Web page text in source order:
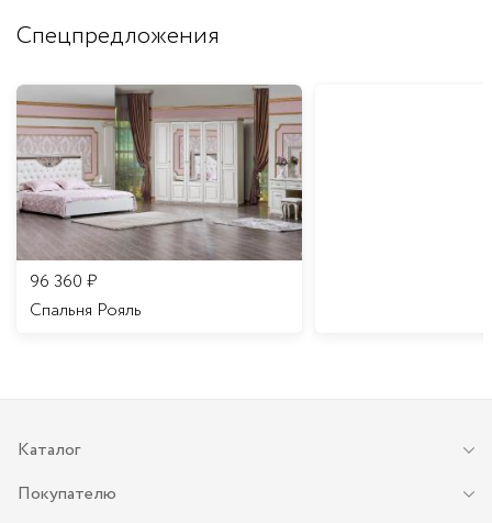
Спецпредложения
96 360 ₽
Спальня Рояль
Каталог
Покупателю